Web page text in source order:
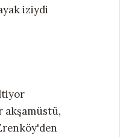
iziydi
akşamüstü,